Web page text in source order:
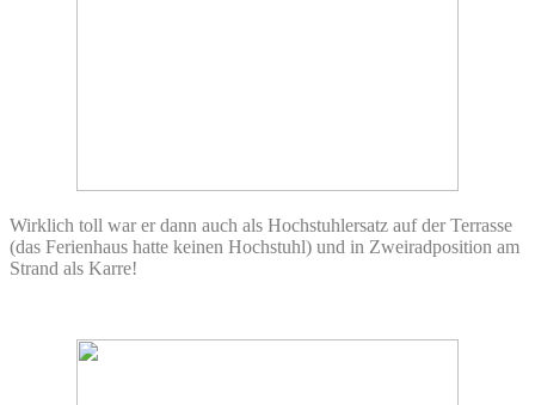
Wirklich toll war er dann auch als Hochstuhlersatz auf der Terrasse
(das Ferienhaus hatte keinen Hochstuhl) und in Zweiradposition am
Strand als Karre!